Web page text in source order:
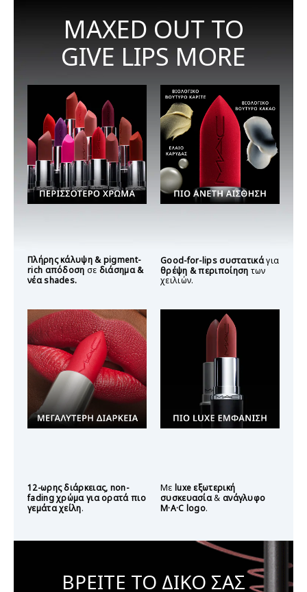
MAXED OUT TO
GIVE LIPS MORE
Πλήρης κάλυψη & pigment-
rich απόδοση σε διάσημα &
νέα shades.
Good-for-lips συστατικάγια
θρέψη & περιποίηση των
χειλιών.
12-ωρης διάρκειας, non-
fading χρώμα για ορατά πιο
γεμάτα χείλη.
Με luxe εξωτερική
συσκευασία& ανάγλυφο
M·A·C logo.
ΒΡΕΙΤΕ ΤΟ ΔΙΚΟ ΣΑΣ